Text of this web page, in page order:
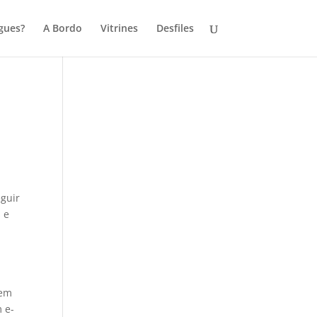
A Bordo Vitrines Desfiles
e
e-